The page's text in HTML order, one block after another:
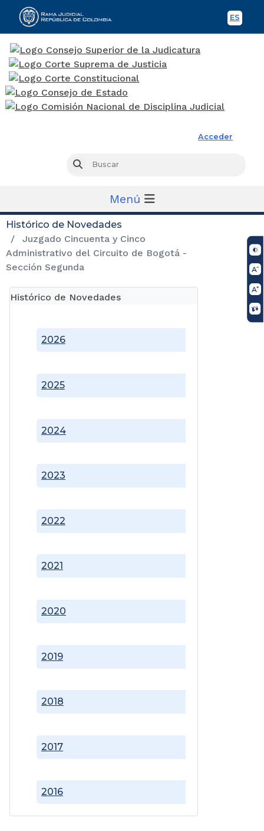
ES
Acceder
Buscar
Menú
Histórico de Novedades
Juzgado Cincuenta y Cinco
Administrativo del Circuito de Bogotá -
Sección Segunda
Histórico de Novedades
2016
2017
2018
2019
2020
2021
2022
2023
2024
2025
2026